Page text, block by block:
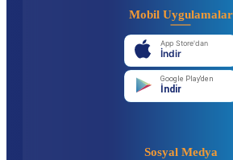
Mobil Uygulamalar
App Store'dan
İndir
Google Play'den
İndir
Sosyal Medya